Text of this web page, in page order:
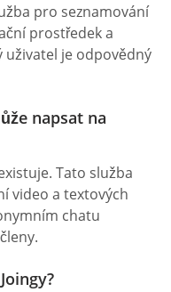
pro seznamování
prostředek a
uživatel je odpovědný
napsat na
Tato služba
video a textových
chatu